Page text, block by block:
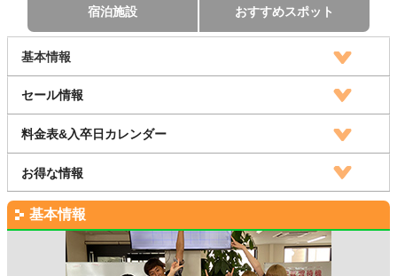
宿泊施設 おすすめスポット
基本情報
セール情報
料金表&入卒日カレンダー
お得な情報
基本情報